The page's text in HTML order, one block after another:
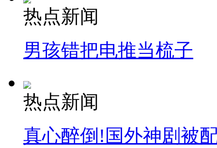
热点新闻
男孩错把电推当梳子
热点新闻
真心醉倒!国外神剧被